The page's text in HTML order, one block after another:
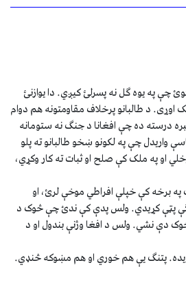
چې په یوه ګل نه پسرلئ کیږي. دا یوازنئ
د طالبانو پرخلاف مقاومتونه هم دوام
درسته ده چې افغانا د جنګ نه ستومانه
چې په لکونو ښخو طالبانو ته پلو
او په ملک کې صلح او ثبات ته کار وکړي،
برخه کې خپلې افراطي موخې لرئ، او
پټې کړیدي. ولس پدې کې ندئ چې څوک د
دې نشي. ولس د افغا وژنې بندول او د
پتنګ یې هم خوري او هم مښوکه څنډي.